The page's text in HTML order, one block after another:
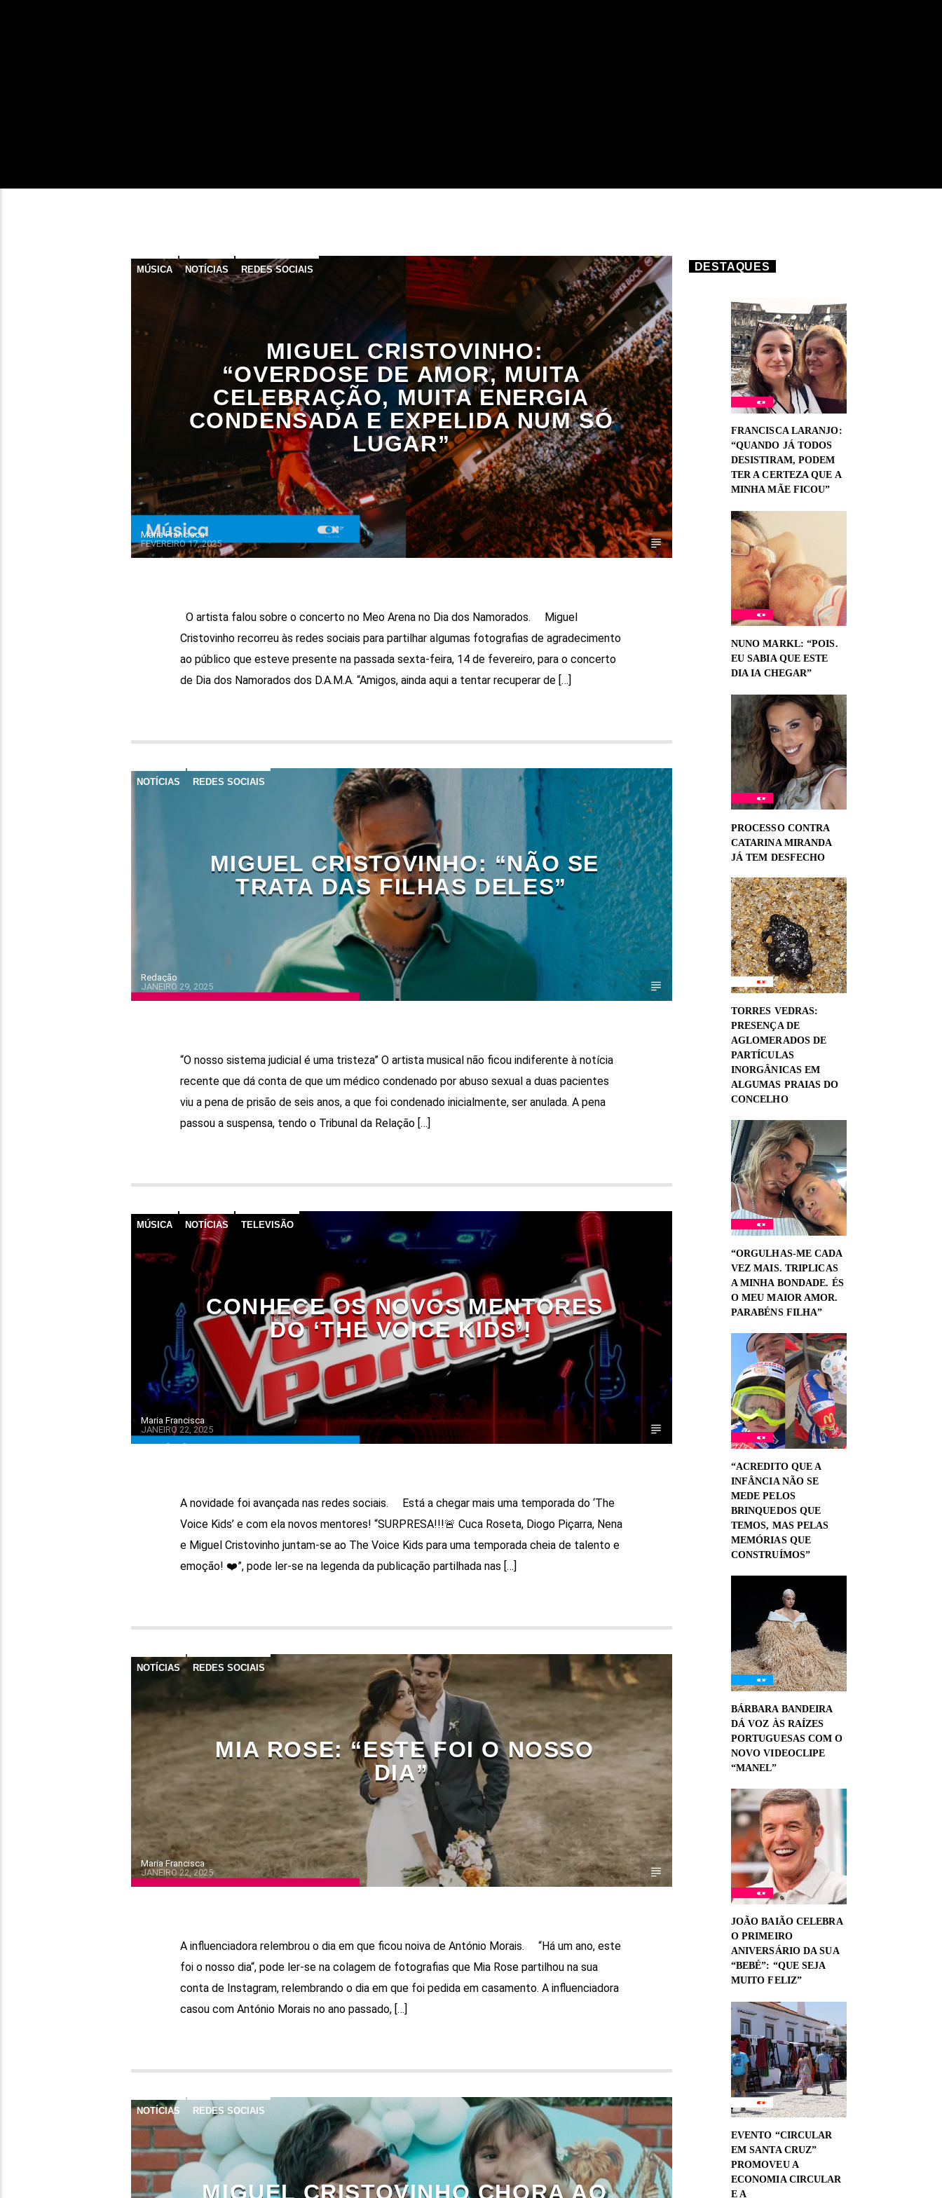
MÚSICA NOTÍCIAS REDES SOCIAIS
MIGUEL CRISTOVINHO:
“OVERDOSE DE AMOR, MUITA
CELEBRAÇÃO, MUITA ENERGIA
CONDENSADA E EXPELIDA NUM SÓ
LUGAR”
Maria Francisca
FEVEREIRO 17, 2025
O artista falou sobre o concerto no Meo Arena no Dia dos Namorados. Miguel
Cristovinho recorreu às redes sociais para partilhar algumas fotografias de agradecimento
ao público que esteve presente na passada sexta-feira, 14 de fevereiro, para o concerto
de Dia dos Namorados dos D.A.M.A. “Amigos, ainda aqui a tentar recuperar de […]
NOTÍCIAS REDES SOCIAIS
MIGUEL CRISTOVINHO: “NÃO SE
TRATA DAS FILHAS DELES”
Redação
JANEIRO 29, 2025
“O nosso sistema judicial é uma tristeza” O artista musical não ficou indiferente à notícia
recente que dá conta de que um médico condenado por abuso sexual a duas pacientes
viu a pena de prisão de seis anos, a que foi condenado inicialmente, ser anulada. A pena
passou a suspensa, tendo o Tribunal da Relação […]
MÚSICA NOTÍCIAS TELEVISÃO
CONHECE OS NOVOS MENTORES
DO ‘THE VOICE KIDS’!
Maria Francisca
JANEIRO 22, 2025
A novidade foi avançada nas redes sociais. Está a chegar mais uma temporada do ‘The
Voice Kids’ e com ela novos mentores! “SURPRESA!!!🚨 Cuca Roseta, Diogo Piçarra, Nena
e Miguel Cristovinho juntam-se ao The Voice Kids para uma temporada cheia de talento e
emoção! ❤️”, pode ler-se na legenda da publicação partilhada nas […]
NOTÍCIAS REDES SOCIAIS
MIA ROSE: “ESTE FOI O NOSSO
DIA”
Maria Francisca
JANEIRO 22, 2025
A influenciadora relembrou o dia em que ficou noiva de António Morais. “Há um ano, este
foi o nosso dia“, pode ler-se na colagem de fotografias que Mia Rose partilhou na sua
conta de Instagram, relembrando o dia em que foi pedida em casamento. A influenciadora
casou com António Morais no ano passado, […]
NOTÍCIAS REDES SOCIAIS
MIGUEL CRISTOVINHO CHORA AO
DESTAQUES
FRANCISCA LARANJO:
“QUANDO JÁ TODOS
DESISTIRAM, PODEM
TER A CERTEZA QUE A
MINHA MÃE FICOU”
NUNO MARKL: “POIS.
EU SABIA QUE ESTE
DIA IA CHEGAR”
PROCESSO CONTRA
CATARINA MIRANDA
JÁ TEM DESFECHO
TORRES VEDRAS:
PRESENÇA DE
AGLOMERADOS DE
PARTÍCULAS
INORGÂNICAS EM
ALGUMAS PRAIAS DO
CONCELHO
“ORGULHAS-ME CADA
VEZ MAIS. TRIPLICAS
A MINHA BONDADE. ÉS
O MEU MAIOR AMOR.
PARABÉNS FILHA”
“ACREDITO QUE A
INFÂNCIA NÃO SE
MEDE PELOS
BRINQUEDOS QUE
TEMOS, MAS PELAS
MEMÓRIAS QUE
CONSTRUÍMOS”
BÁRBARA BANDEIRA
DÁ VOZ ÀS RAÍZES
PORTUGUESAS COM O
NOVO VIDEOCLIPE
“MANEL”
JOÃO BAIÃO CELEBRA
O PRIMEIRO
ANIVERSÁRIO DA SUA
“BEBÉ”: “QUE SEJA
MUITO FELIZ”
EVENTO “CIRCULAR
EM SANTA CRUZ”
PROMOVEU A
ECONOMIA CIRCULAR
E A